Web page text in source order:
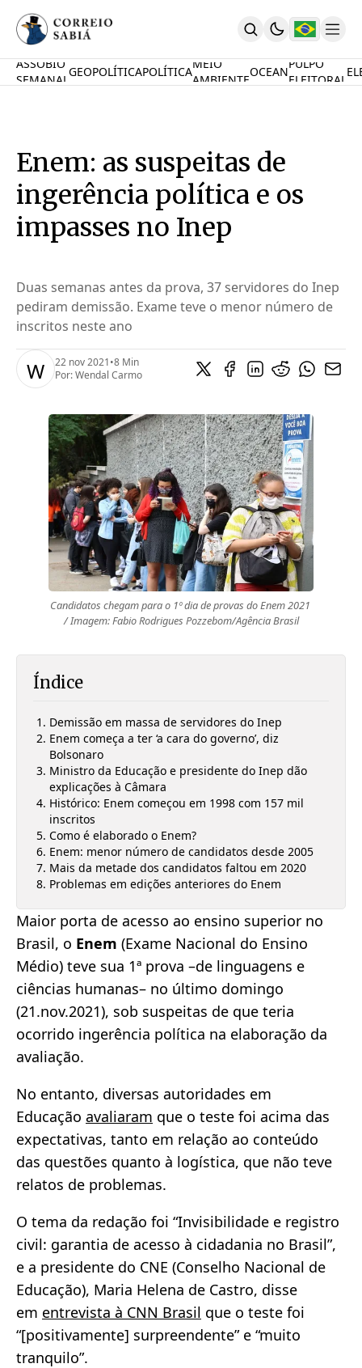
Comunidade
Contrate
Quem Somos
English
Inovações
Desafio Oceânico
Calcule A Poupança
PARTICIPE
ASSOBIO
SEMANAL
GEOPOLÍTICAPOLÍTICA
MEIO
AMBIENTE
OCEAN
PULPO
ELEITORAL
Enem: as suspeitas de
ingerência política e os
impasses no Inep
Duas semanas antes da prova, 37 servidores do Inep
pediram demissão. Exame teve o menor número de
inscritos neste ano
W 22 nov 2021•8 Min
Por:Wendal Carmo
Candidatos chegam para o 1º dia de provas do Enem 2021
/ Imagem: Fabio Rodrigues Pozzebom/Agência Brasil
Índice
Demissão em massa de servidores do Inep
Enem começa a ter ‘a cara do governo’, diz
Bolsonaro
Ministro da Educação e presidente do Inep dão
explicações à Câmara
Histórico: Enem começou em 1998 com 157 mil
inscritos
Como é elaborado o Enem?
Enem: menor número de candidatos desde 2005
Mais da metade dos candidatos faltou em 2020
Problemas em edições anteriores do Enem
Maior porta de acesso ao ensino superior no
Brasil, o Enem (Exame Nacional do Ensino
Médio) teve sua 1ª prova –de linguagens e
ciências humanas– no último domingo
(21.nov.2021), sob suspeitas de que teria
ocorrido ingerência política na elaboração da
avaliação.
No entanto, diversas autoridades em
Educação avaliaram que o teste foi acima das
expectativas, tanto em relação ao conteúdo
das questões quanto à logística, que não teve
relatos de problemas.
O tema da redação foi “Invisibilidade e registro
civil: garantia de acesso à cidadania no Brasil”,
e a presidente do CNE (Conselho Nacional de
Educação), Maria Helena de Castro, disse
em entrevista à CNN Brasil que o teste foi
“[positivamente] surpreendente” e “muito
tranquilo”.